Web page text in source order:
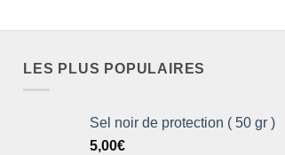
LES PLUS POPULAIRES
Sel noir de protection ( 50 gr )
5,00€